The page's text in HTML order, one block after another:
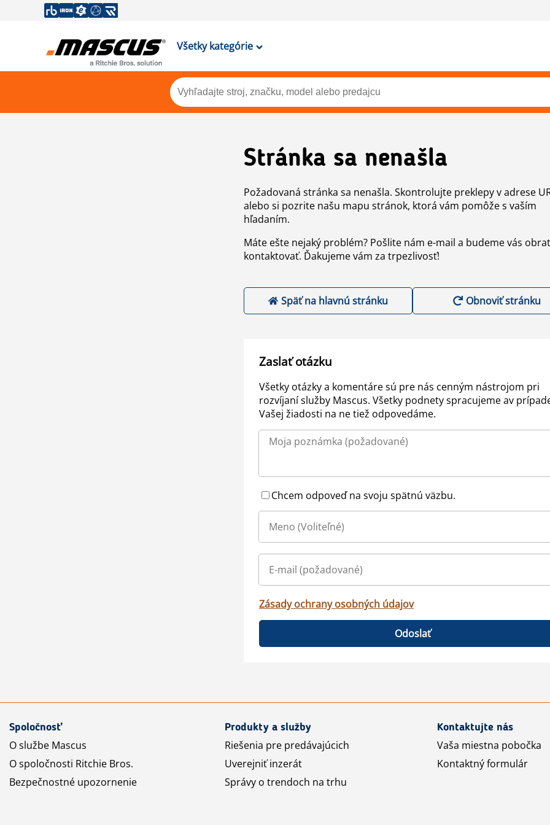
Všetky kategórie
Stránka sa nenašla
Požadovaná stránka sa nenašla. Skontrolujte preklepy v adrese
alebo si pozrite našu mapu stránok, ktorá vám pomôže s vaším
hľadaním.
Máte ešte nejaký problém? Pošlite nám e-mail a budeme vás
kontaktovať. Ďakujeme vám za trpezlivosť!
Späť na hlavnú stránku Obnoviť stránku
Zaslať otázku
Všetky otázky a komentáre sú pre nás cenným nástrojom pri
rozvíjaní služby Mascus. Všetky podnety spracujeme av
Vašej žiadosti na ne tiež odpovedáme.
Chcem odpoveď na svoju spätnú väzbu.
Zásady ochrany osobných údajov
Odoslať
Spoločnosť
O službe Mascus
O spoločnosti Ritchie Bros.
Bezpečnostné upozornenie
Produkty a služby
Riešenia pre predávajúcich
Uverejniť inzerát
Správy o trendoch na trhu
Kontaktujte nás
Vaša miestna pobočka
Kontaktný formulár